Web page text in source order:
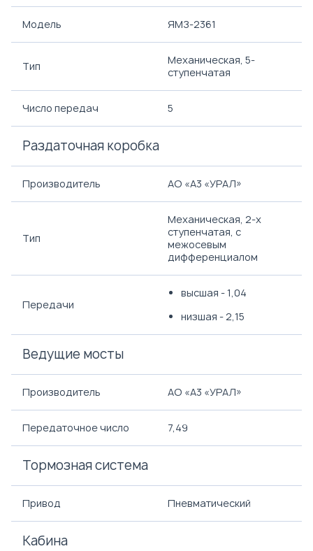
Модель ЯМЗ-2361
Тип
Механическая, 5-
ступенчатая
Число передач 5
Раздаточная коробка
Производитель АО «A3 «УРАЛ»
Тип
Механическая, 2-х
ступенчатая, с
межосевым
дифференциалом
Передачи
высшая - 1,04
низшая - 2,15
Ведущие мосты
Производитель АО «A3 «УРАЛ»
Передаточное число 7,49
Тормозная система
Привод Пневматический
Кабина